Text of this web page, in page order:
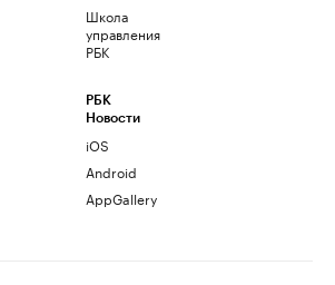
Школа
управления
РБК
РБК
Новости
iOS
Android
AppGallery